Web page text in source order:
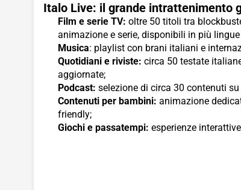
Italo Live: il grande intrattenimento
Film e serie TV: oltre 50 titoli tra
animazione e serie, disponibili in più
Musica: playlist con brani italiani e
Quotidiani e riviste: circa 50 testate
aggiornate;
Podcast: selezione di circa 30 contenuti
Contenuti per bambini: animazione
friendly;
Giochi e passatempi: esperienze